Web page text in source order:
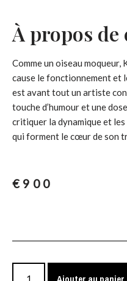
À propos de
Comme un oiseau moqueur,
cause le fonctionnement et
est avant tout un artiste
touche d’humour et une
critiquer la dynamique et les
qui forment le cœur de son
€ 900